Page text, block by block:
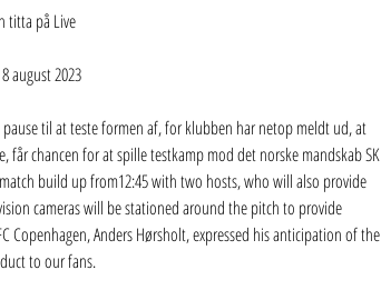
titta på Live
august 2023
til at teste formen af, for klubben har netop meldt ud, at
får chancen for at spille testkamp mod det norske mandskab SK
build up from12:45 with two hosts, who will also provide
cameras will be stationed around the pitch to provide
Copenhagen, Anders Hørsholt, expressed his anticipation of the
to our fans.